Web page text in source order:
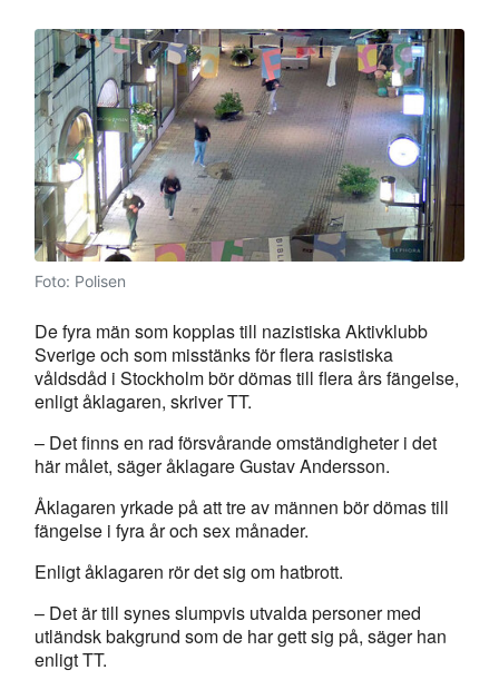
Foto: Polisen
De fyra män som kopplas till nazistiska Aktivklubb
Sverige och som misstänks för flera rasistiska
våldsdåd i Stockholm bör dömas till flera års fängelse,
enligt åklagaren, skriver TT.
– Det finns en rad försvårande omständigheter i det
här målet, säger åklagare Gustav Andersson.
Åklagaren yrkade på att tre av männen bör dömas till
fängelse i fyra år och sex månader.
Enligt åklagaren rör det sig om hatbrott.
– Det är till synes slumpvis utvalda personer med
utländsk bakgrund som de har gett sig på, säger han
enligt TT.